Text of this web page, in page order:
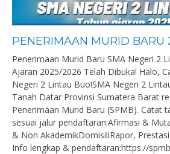
PENERIMAAN MURID BARU
Penerimaan Murid Baru SMA Negeri 2
Ajaran 2025/2026 Telah Dibuka! Halo,
Negeri 2 Lintau Buo!SMA Negeri 2
Tanah Datar Provinsi Sumatera Barat
Penerimaan Murid Baru (SPMB). Catat
sesuai jalur pendaftaran:Afirmasi &
& Non AkademikDomisiliRapor,
Info lengkap & pendaftaran:https://